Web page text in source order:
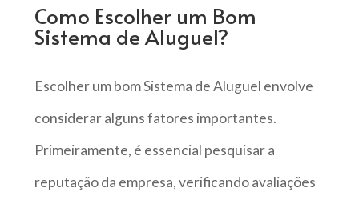
Como Escolher um Bom
Sistema de Aluguel?
Escolher um bom Sistema de Aluguel envolve
considerar alguns fatores importantes.
Primeiramente, é essencial pesquisar a
reputação da empresa, verificando avaliações